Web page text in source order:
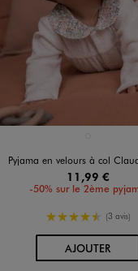
Pyjama en velours à col Claudine et ouverture devant
11,99 €
-50% sur le 2ème
4.5/5 de(3 avis)
AJOUTERAU